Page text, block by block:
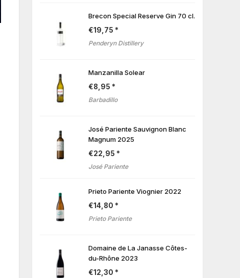
Brecon Special Reserve Gin 70 cl.
€19,75
Penderyn Distillery
Manzanilla Solear
€8,95
Barbadillo
José Pariente Sauvignon Blanc
Magnum 2025
€22,95
José Pariente
Prieto Pariente Viognier 2022
€14,80
Prieto Pariente
Domaine de La Janasse Côtes-
du-Rhône 2023
€12,30